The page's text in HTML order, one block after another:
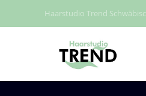
Haarstudio Trend